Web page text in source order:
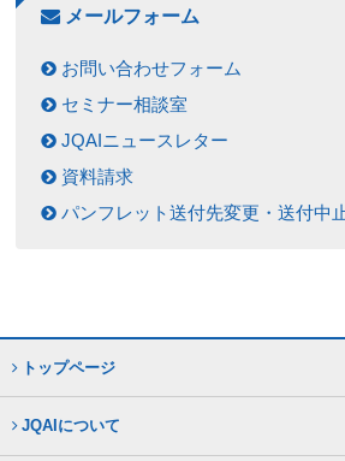
メールフォーム
お問い合わせフォーム
セミナー相談室
JQAIニュースレター
資料請求
パンフレット送付先変更・送付中
トップページ
JQAIについて